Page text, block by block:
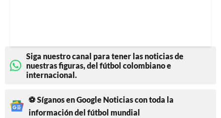
Siga nuestro canal para tener las noticias de
nuestras figuras, del fútbol colombiano e
internacional.
⚽ Síganos en Google Noticias con toda la
información del fútbol mundial